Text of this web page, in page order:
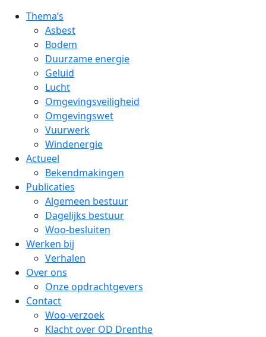
Thema’s
Asbest
Bodem
Duurzame energie
Geluid
Lucht
Omgevingsveiligheid
Omgevingswet
Vuurwerk
Windenergie
Actueel
Bekendmakingen
Publicaties
Algemeen bestuur
Dagelijks bestuur
Woo-besluiten
Werken bij
Verhalen
Over ons
Onze opdrachtgevers
Contact
Woo-verzoek
Klacht over OD Drenthe